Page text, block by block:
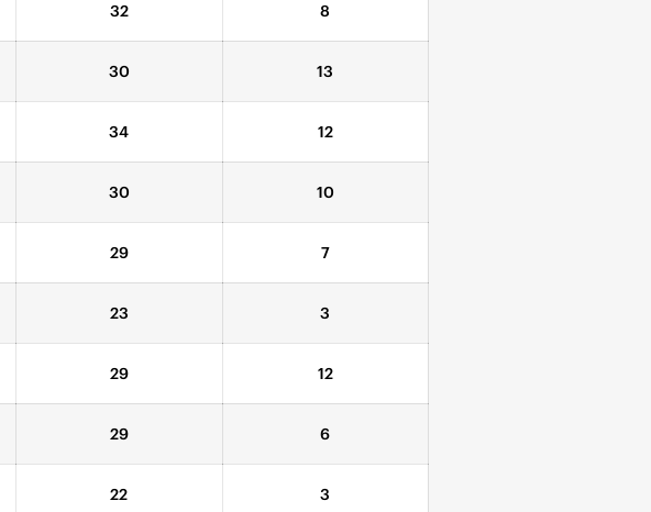
32 8
30 13
34 12
30 10
29 7
23 3
29 12
29 6
22 3